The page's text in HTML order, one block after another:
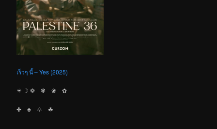
เร็วๆ นี้ – Yes (2025)
☀︎ ☽ ❁ ✾ ❀ ✿
✤ ♣︎ ♧ ☘︎